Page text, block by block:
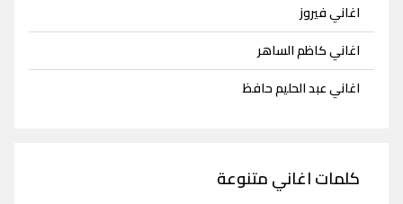
اغاني فيروز
اغاني كاظم الساهر
اغاني عبد الحليم حافظ
كلمات اغاني متنوعة